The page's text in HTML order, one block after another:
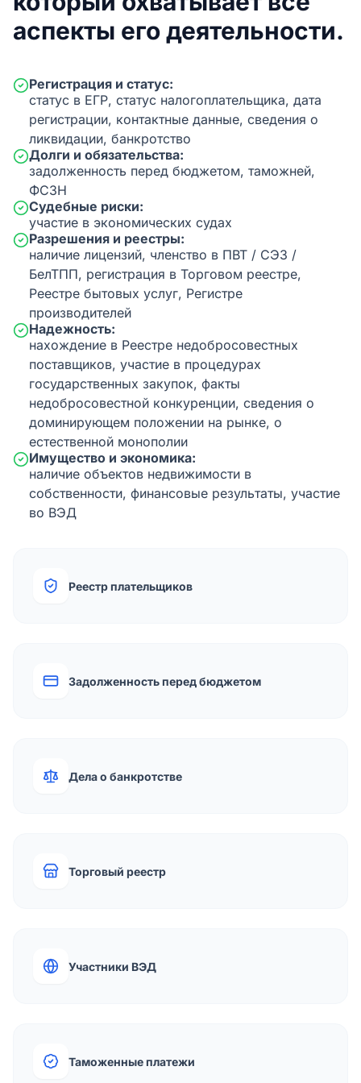
аспекты его деятельности.
Регистрация и статус:
статус в ЕГР, статус налогоплательщика, дата
регистрации, контактные данные, сведения о
ликвидации, банкротство
Долги и обязательства:
задолженность перед бюджетом, таможней,
ФСЗН
Судебные риски:
участие в экономических судах
Разрешения и реестры:
наличие лицензий, членство в ПВТ / СЭЗ /
БелТПП, регистрация в Торговом реестре,
Реестре бытовых услуг, Регистре
производителей
Надежность:
нахождение в Реестре недобросовестных
поставщиков, участие в процедурах
государственных закупок, факты
недобросовестной конкуренции, сведения о
доминирующем положении на рынке, о
естественной монополии
Имущество и экономика:
наличие объектов недвижимости в
собственности, финансовые результаты, участие
во ВЭД
Реестр плательщиков
Задолженность перед бюджетом
Дела о банкротстве
Торговый реестр
Участники ВЭД
Таможенные платежи